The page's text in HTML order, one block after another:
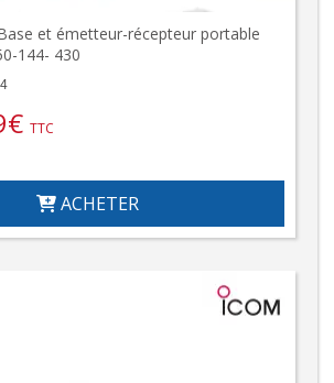
et émetteur-récepteur portable
144- 430
4
€ TTC
ACHETER